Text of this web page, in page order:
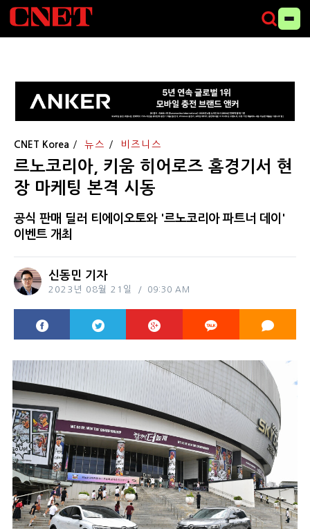
CNET Korea 뉴스 비즈니스
르노코리아, 키움 히어로즈 홈경기서 현
장 마케팅 본격 시동
공식 판매 딜러 티에이오토와 '르노코리아 파트너 데이'
이벤트 개최
신동민 기자
2023년 08월 21일 09:30 AM